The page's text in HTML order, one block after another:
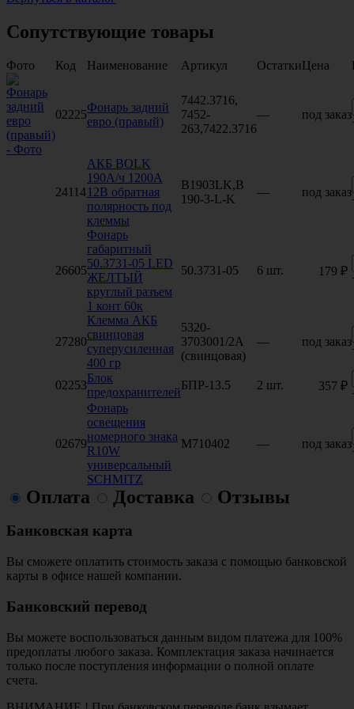
Сопутствующие товары
Фото Код Наименование Артикул ОстаткиЦена
02225
Фонарь задний
евро (правый)
7442.3716,
7452-
263,7422.3716
— под заказ
24114
АКБ BOLK
190А/ч 1200А
12В обратная
полярность под
клеммы
B1903LK,B
190-3-L-K
— под заказ
26605
Фонарь
габаритный
50.3731-05 LED
ЖЕЛТЫЙ
круглый разъем
1 конт 60к
50.3731-05 6 шт. 179 ₽
27280
Клемма АКБ
свинцовая
суперусиленная
400 гр
5320-
3703001/2А
(свинцовая)
— под заказ
02253
Блок
предохранителей
БПР-13.5 2 шт. 357 ₽
02679
Фонарь
освещения
номерного знака
R10W
универсальный
SCHMITZ
M710402 — под заказ
Оплата Доставка Отзывы
Банковская карта
Вы сможете оплатить стоимость заказа с помощью банковской
карты в офисе нашей компании.
Банковский перевод
Вы можете воспользоваться данным видом платежа для 100%
предоплаты любого заказа. Комплектация заказа начинается
только после поступления информации о полной оплате
счета.